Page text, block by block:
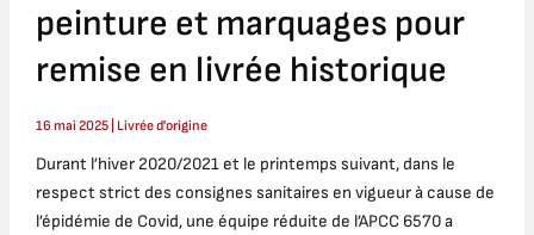
peinture et marquages pour
remise en livrée historique
16 mai 2025 Livrée d'origine
Durant l’hiver 2020/2021 et le printemps suivant, dans le
respect strict des consignes sanitaires en vigueur à cause de
l’épidémie de Covid, une équipe réduite de l’APCC 6570 a